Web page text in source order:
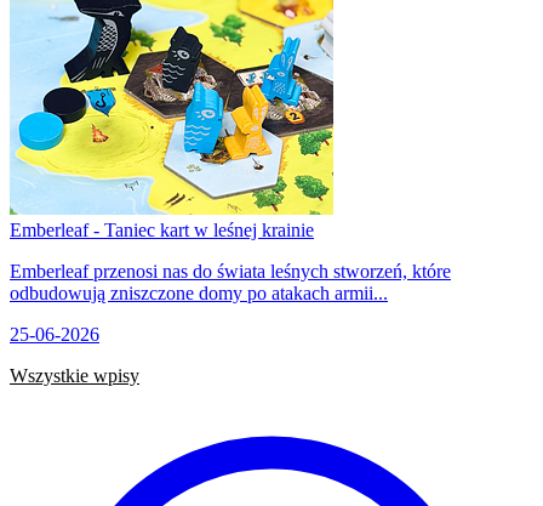
Emberleaf - Taniec kart w leśnej krainie
Emberleaf przenosi nas do świata leśnych stworzeń, które
odbudowują zniszczone domy po atakach armii...
25-06-2026
Wszystkie wpisy